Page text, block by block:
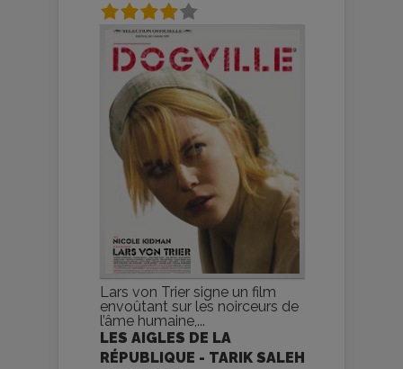
Lars von Trier signe un film
envoûtant sur les noirceurs de
l’âme humaine,...
LES AIGLES DE LA
RÉPUBLIQUE - TARIK SALEH